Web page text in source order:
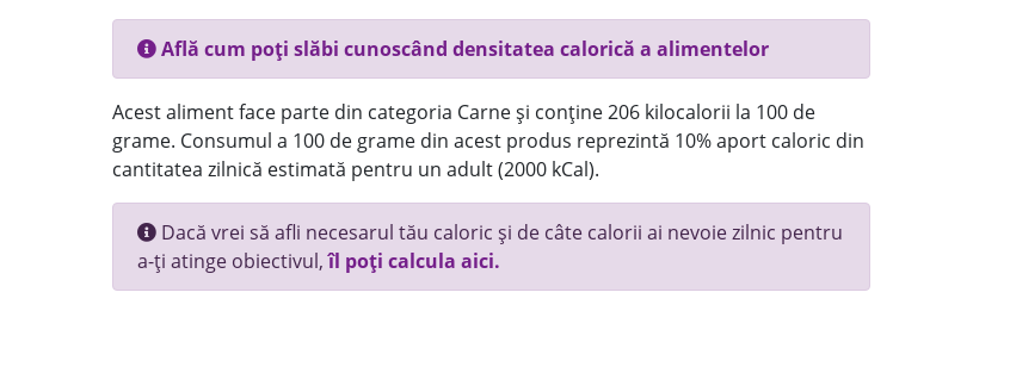
Află cum poți slăbi cunoscând densitatea calorică a alimentelor
Acest aliment face parte din categoria Carne și conține 206 kilocalorii la 100 de
grame. Consumul a 100 de grame din acest produs reprezintă 10% aport caloric din
cantitatea zilnică estimată pentru un adult (2000 kCal).
Dacă vrei să afli necesarul tău caloric și de câte calorii ai nevoie zilnic pentru
a-ți atinge obiectivul,îl poți calcula aici.